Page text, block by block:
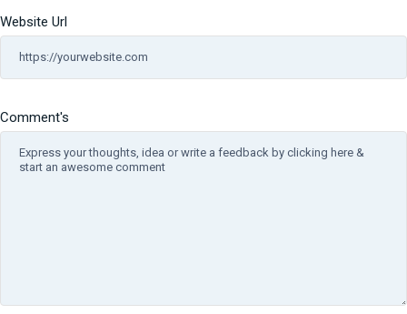
Comment's
Website Url